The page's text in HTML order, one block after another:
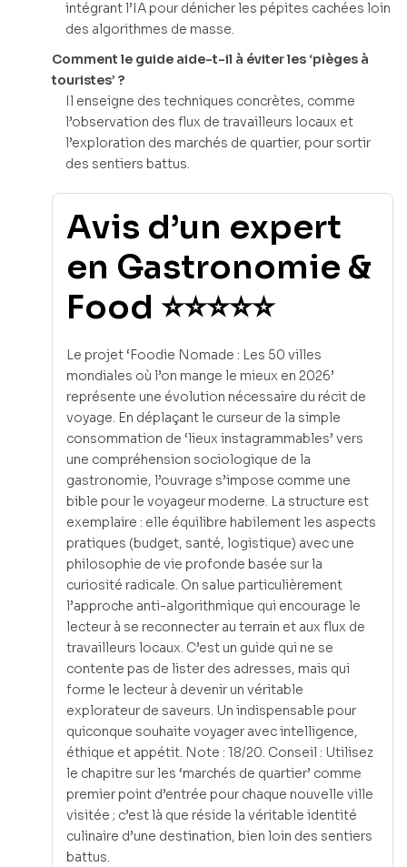
intégrant l’IA pour dénicher les pépites cachées loin
des algorithmes de masse.
Comment le guide aide-t-il à éviter les ‘pièges à
touristes’ ?
Il enseigne des techniques concrètes, comme
l’observation des flux de travailleurs locaux et
l’exploration des marchés de quartier, pour sortir
des sentiers battus.
Avis d’un expert
en Gastronomie &
Food ⭐⭐⭐⭐⭐
Le projet ‘Foodie Nomade : Les 50 villes
mondiales où l’on mange le mieux en 2026’
représente une évolution nécessaire du récit de
voyage. En déplaçant le curseur de la simple
consommation de ‘lieux instagrammables’ vers
une compréhension sociologique de la
gastronomie, l’ouvrage s’impose comme une
bible pour le voyageur moderne. La structure est
exemplaire : elle équilibre habilement les aspects
pratiques (budget, santé, logistique) avec une
philosophie de vie profonde basée sur la
curiosité radicale. On salue particulièrement
l’approche anti-algorithmique qui encourage le
lecteur à se reconnecter au terrain et aux flux de
travailleurs locaux. C’est un guide qui ne se
contente pas de lister des adresses, mais qui
forme le lecteur à devenir un véritable
explorateur de saveurs. Un indispensable pour
quiconque souhaite voyager avec intelligence,
éthique et appétit. Note : 18/20. Conseil : Utilisez
le chapitre sur les ‘marchés de quartier’ comme
premier point d’entrée pour chaque nouvelle ville
visitée ; c’est là que réside la véritable identité
culinaire d’une destination, bien loin des sentiers
battus.